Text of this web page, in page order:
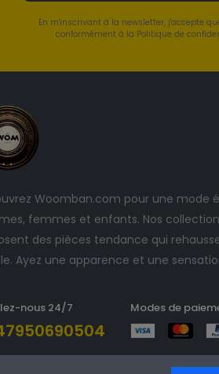
En m'inscrivant à la newsletter, j'accepte
conformément à la Politique de
Woomban.com pour une mode
femmes et enfants. Nos
des pièces tendance qui
Ayez une apparence et une
nous 24/7 Modes de